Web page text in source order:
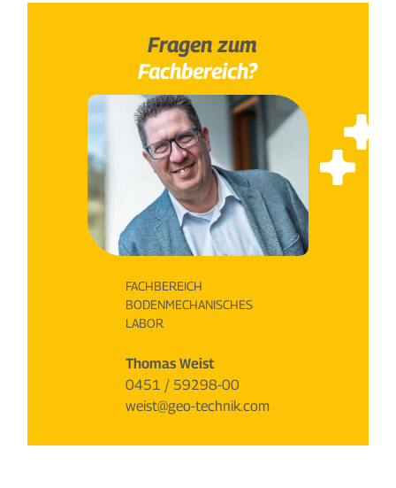
Fragen zum
Fachbereich?
FACHBEREICH
BODENMECHANISCHES
LABOR
Thomas Weist
0451 / 59298-00
weist@geo-technik.com